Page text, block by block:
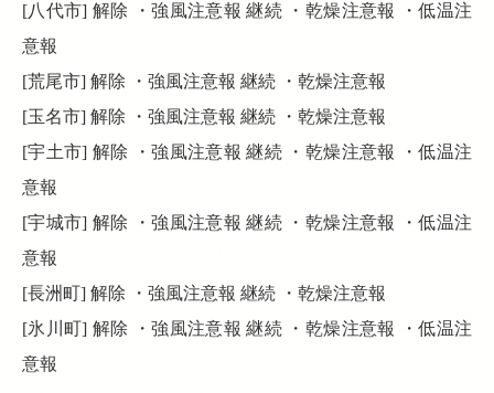
[八代市] 解除 ・強風注意報 継続 ・乾燥注意報 ・低温注
意報
[荒尾市] 解除 ・強風注意報 継続 ・乾燥注意報
[玉名市] 解除 ・強風注意報 継続 ・乾燥注意報
[宇土市] 解除 ・強風注意報 継続 ・乾燥注意報 ・低温注
意報
[宇城市] 解除 ・強風注意報 継続 ・乾燥注意報 ・低温注
意報
[長洲町] 解除 ・強風注意報 継続 ・乾燥注意報
[氷川町] 解除 ・強風注意報 継続 ・乾燥注意報 ・低温注
意報